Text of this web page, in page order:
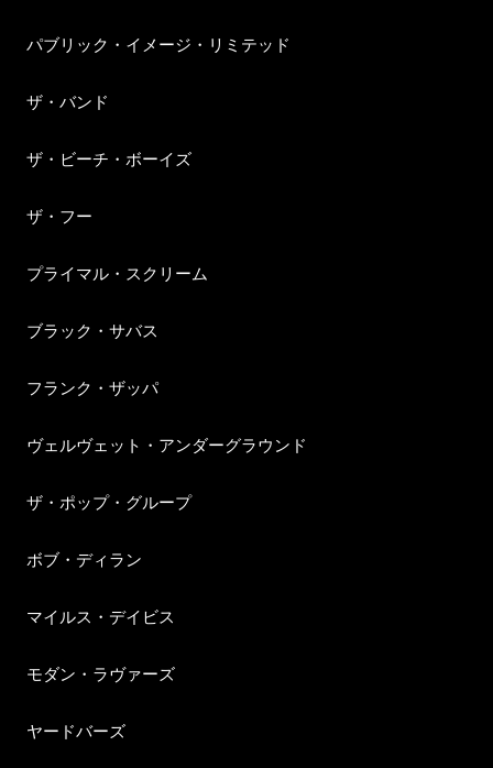
パブリック・イメージ・リミテッド
ザ・バンド
ザ・ビーチ・ボーイズ
ザ・フー
プライマル・スクリーム
ブラック・サバス
フランク・ザッパ
ヴェルヴェット・アンダーグラウンド
ザ・ポップ・グループ
ボブ・ディラン
マイルス・デイビス
モダン・ラヴァーズ
ヤードバーズ